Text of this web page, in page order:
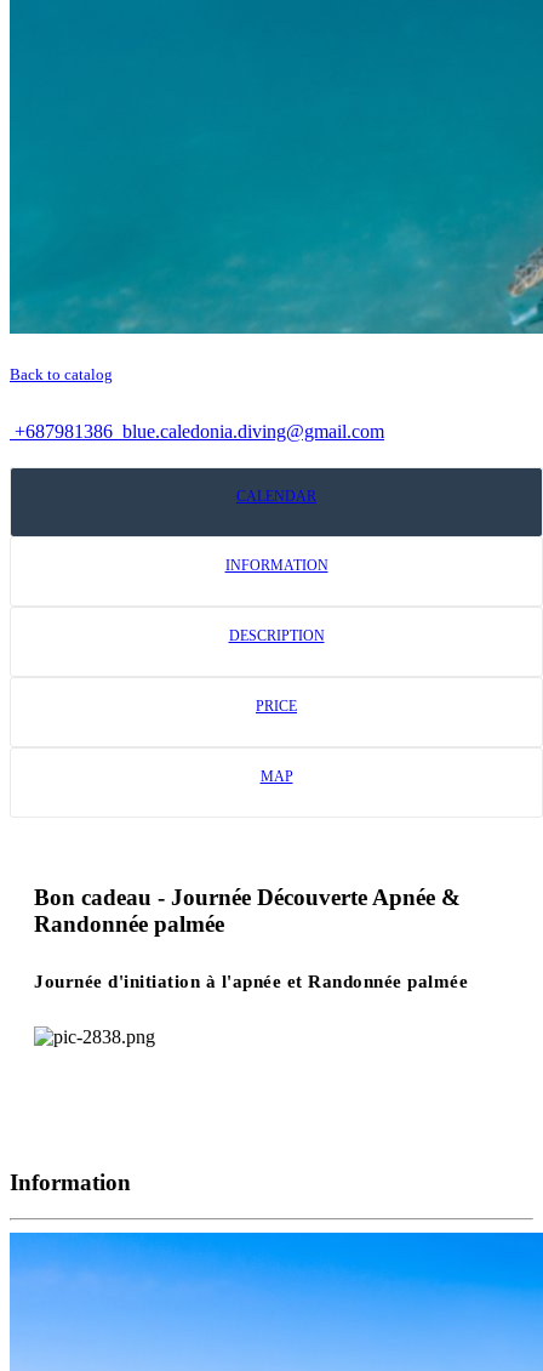
Back to catalog
+687981386 blue.caledonia.diving@gmail.com
CALENDAR
INFORMATION
DESCRIPTION
PRICE
MAP
Bon cadeau - Journée Découverte Apnée &
Randonnée palmée
Journée d'initiation à l'apnée et Randonnée palmée
Information